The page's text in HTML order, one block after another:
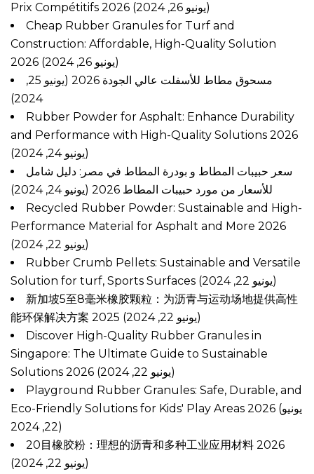
Prix Compétitifs 2026
(يونيو 26, 2024)
Cheap Rubber Granules for Turf and
Construction: Affordable, High-Quality Solution
2026
(يونيو 26, 2024)
مسحوق مطاط للأسفلت عالي الجودة 2026
(يونيو 25,
2024)
Rubber Powder for Asphalt: Enhance Durability
and Performance with High-Quality Solutions 2026
(يونيو 24, 2024)
سعر حبيبات المطاط و بودرة المطاط في مصر: دليل شامل
للأسعار من مورد حبيبات المطاط 2026
(يونيو 24, 2024)
Recycled Rubber Powder: Sustainable and High-
Performance Material for Asphalt and More 2026
(يونيو 22, 2024)
Rubber Crumb Pellets: Sustainable and Versatile
Solution for turf, Sports Surfaces
(يونيو 22, 2024)
新加坡5至8毫米橡胶颗粒：为沥青与运动场地提供高性
能环保解决方案 2025
(يونيو 22, 2024)
Discover High-Quality Rubber Granules in
Singapore: The Ultimate Guide to Sustainable
Solutions 2026
(يونيو 22, 2024)
Playground Rubber Granules: Safe, Durable, and
Eco-Friendly Solutions for Kids' Play Areas 2026 (يونيو
22, 2024)
20目橡胶粉：理想的沥青和多种工业应用材料 2026
(يونيو 22, 2024)